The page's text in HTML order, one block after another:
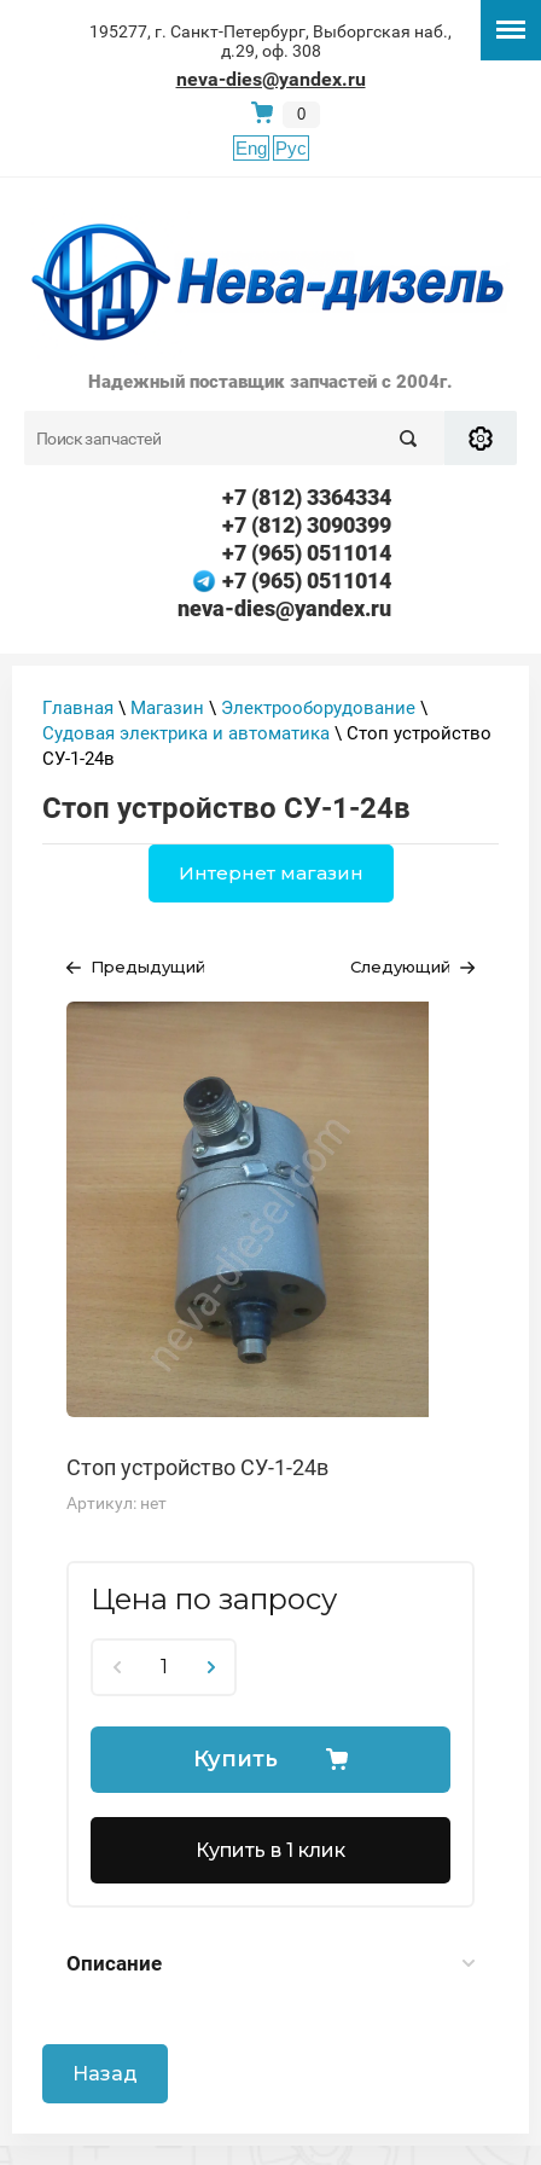
195277, г. Санкт-Петербург, Выборгская наб.,
д.29, оф. 308
neva-dies@yandex.ru
0
Eng Рус
Надежный поставщик запчастей с 2004г.
+7 (812) 3364334
+7 (812) 3090399
+7 (965) 0511014
+7 (965) 0511014
neva-dies@yandex.ru
Главная \ Магазин \ Электрооборудование \
Судовая электрика и автоматика \ Стоп устройство
СУ-1-24в
Стоп устройство СУ-1-24в
Интернет магазин
Предыдущий Следующий
Стоп устройство СУ-1-24в
Артикул: нет
Цена по запросу
Купить
Купить в 1 клик
Описание
Назад